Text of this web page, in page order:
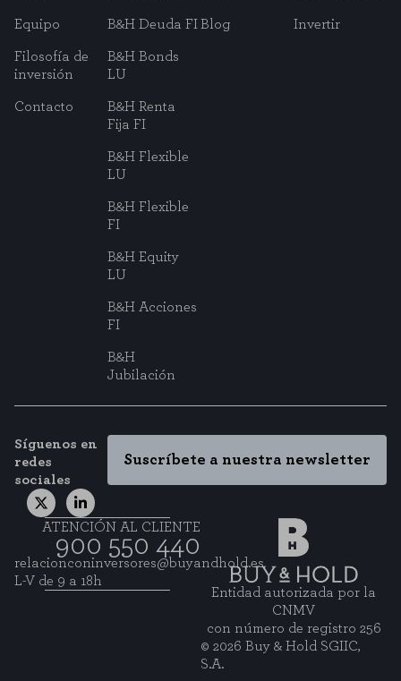
Equipo
Filosofía de
inversión
Contacto
B&H Deuda FI
B&H Bonds
LU
B&H Renta
Fija FI
B&H Flexible
LU
B&H Flexible
FI
B&H Equity
LU
B&H Acciones
FI
B&H
Jubilación
Blog Invertir
Síguenos en
redes
sociales
Suscríbete a nuestra newsletter
ATENCIÓN AL CLIENTE
900 550 440
relacionconinversores@buyandhold.es
L-V de 9 a 18h
Entidad autorizada por la
CNMV
con número de registro 256
© 2026 Buy & Hold SGIIC,
S.A.